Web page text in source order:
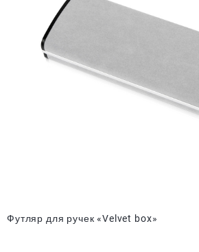
Футляр для ручек «Velvet box»